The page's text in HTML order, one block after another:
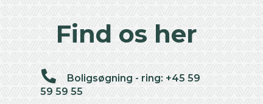
Find os her
Boligsøgning - ring: +45 59
59 59 55